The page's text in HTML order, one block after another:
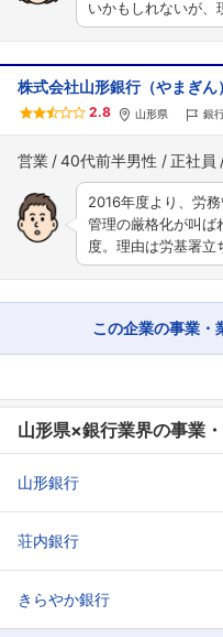
いかもしれないが
株式会社山形銀行（やまぎん）
2.8 山形県 銀
営業 40代前半男性 正社員
2016年度より、労
管理の厳格化が叫ば
度。理由は労基署
この企業の事業・
山形県×銀行業界の事業
山形銀行
荘内銀行
きらやか銀行